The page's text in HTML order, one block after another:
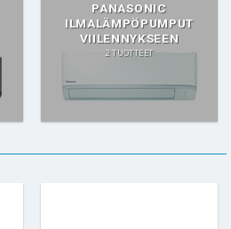
PANASONIC
ILMALÄMPÖPUMPUT
VIILENNYKSEEN
2 TUOTTEET